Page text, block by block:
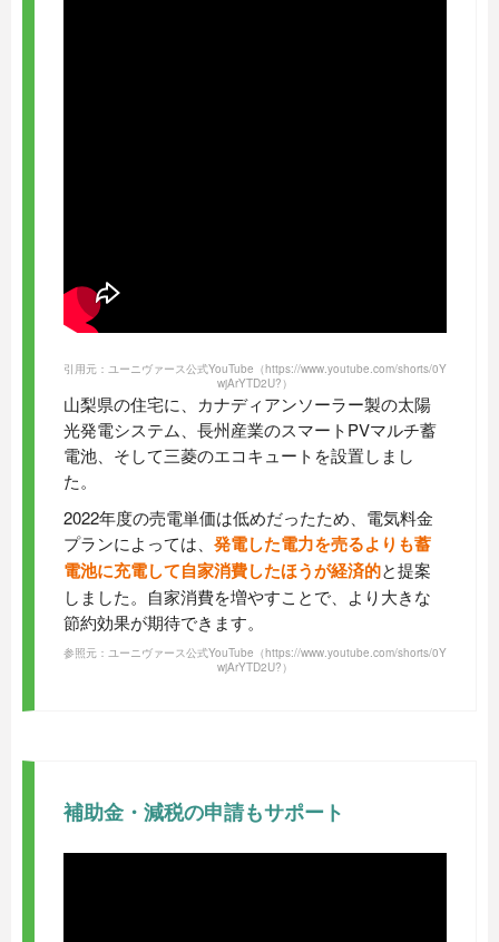
引用元：ユーニヴァース公式YouTube （https://www.youtube.com/shorts/0Y
wjArYTD2U?）
山梨県の住宅に、カナディアンソーラー製の太陽
光発電システム、長州産業のスマートPVマルチ蓄
電池、そして三菱のエコキュートを設置しまし
た。
2022年度の売電単価は低めだったため、電気料金
プランによっては、 発電した電力を売るよりも蓄
電池に充電して自家消費したほうが経済的と提案
しました。自家消費を増やすことで、より大きな
節約効果が期待できます。
参照元：ユーニヴァース公式YouTube （https://www.youtube.com/shorts/0Y
wjArYTD2U?）
補助金・減税の申請もサポート